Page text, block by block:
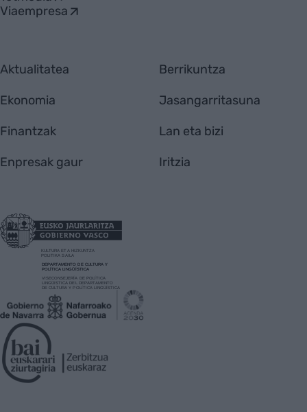
Viaempresa
Aktualitatea
Ekonomia
Finantzak
Enpresak gaur
Berrikuntza
Jasangarritasuna
Lan eta bizi
Iritzia